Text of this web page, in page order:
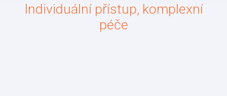
Individuální přístup, komplexní
péče